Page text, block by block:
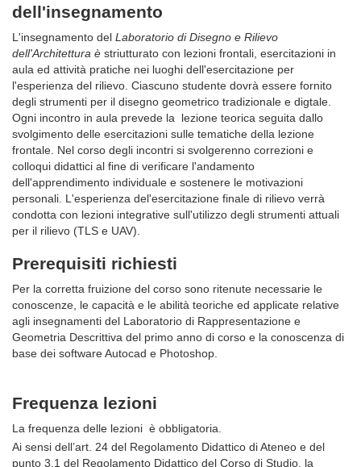
dell'insegnamento
L'insegnamento del Laboratorio di Disegno e Rilievo
dell'Architettura è striutturato con lezioni frontali, esercitazioni in
aula ed attività pratiche nei luoghi dell'esercitazione per
l'esperienza del rilievo. Ciascuno studente dovrà essere fornito
degli strumenti per il disegno geometrico tradizionale e digtale.
Ogni incontro in aula prevede la lezione teorica seguita dallo
svolgimento delle esercitazioni sulle tematiche della lezione
frontale. Nel corso degli incontri si svolgerenno correzioni e
colloqui didattici al fine di verificare l'andamento
dell'apprendimento individuale e sostenere le motivazioni
personali. L'esperienza del'esercitazione finale di rilievo verrà
condotta con lezioni integrative sull'utilizzo degli strumenti attuali
per il rilievo (TLS e UAV).
Prerequisiti richiesti
Per la corretta fruizione del corso sono ritenute necessarie le
conoscenze, le capacità e le abilità teoriche ed applicate relative
agli insegnamenti del Laboratorio di Rappresentazione e
Geometria Descrittiva del primo anno di corso e la conoscenza di
base dei software Autocad e Photoshop.
Frequenza lezioni
La frequenza delle lezioni è obbligatoria.
Ai sensi dell’art. 24 del Regolamento Didattico di Ateneo e del
punto 3.1 del Regolamento Didattico del Corso di Studio, la